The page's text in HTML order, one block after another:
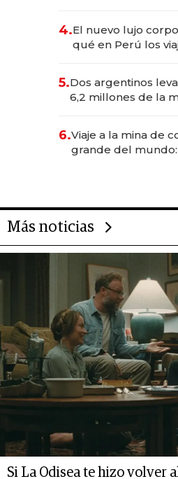
4.El nuevo lujo
qué en Perú los
para convertirse
transformadoras
5.Dos argentinos
6,2 millones de la
6.Viaje a la mina de
grande del mundo:
Más noticias
Si La Odisea te hizo volver